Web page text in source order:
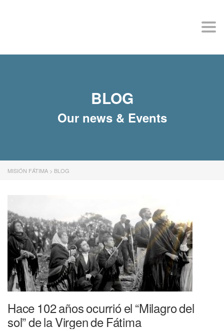
BLOG
Our news & Events
MISIÓN FÁTIMA > BLOG
Hace 102 años ocurrió el “Milagro del
sol” de la Virgen de Fátima